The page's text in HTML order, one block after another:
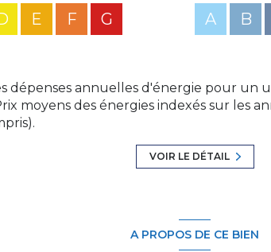
E F G A B
dépenses annuelles d'énergie pour un
moyens des énergies indexés sur les
VOIR LE DÉTAIL
A PROPOS DE CE BIEN